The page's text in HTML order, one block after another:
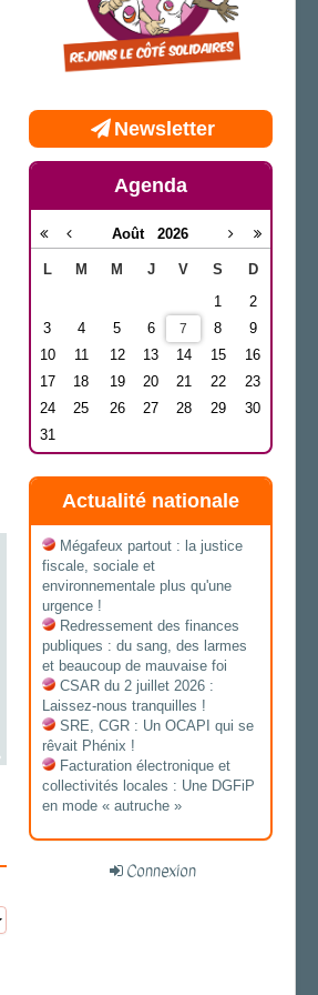
Newsletter
Agenda
Août 2026
L M M J V S
D
1
2
3
4 5 6 7 8
9
10
11 12 13 14 15
16
17
18 19 20 21 22
23
24
25 26 27 28 29
30
31
Actualité nationale
Mégafeux partout : la justice
fiscale, sociale et
environnementale plus qu'une
urgence !
Redressement des finances
publiques : du sang, des larmes
et beaucoup de mauvaise foi
CSAR du 2 juillet 2026 :
Laissez-nous tranquilles !
SRE, CGR : Un OCAPI qui se
rêvait Phénix !
Facturation électronique et
collectivités locales : Une DGFiP
en mode « autruche »
Connexion